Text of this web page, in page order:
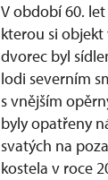
V období 60.
kterou si objekt
dvorec byl
lodi severním
s vnějším
byly opatřeny
svatých na
kostela v roce